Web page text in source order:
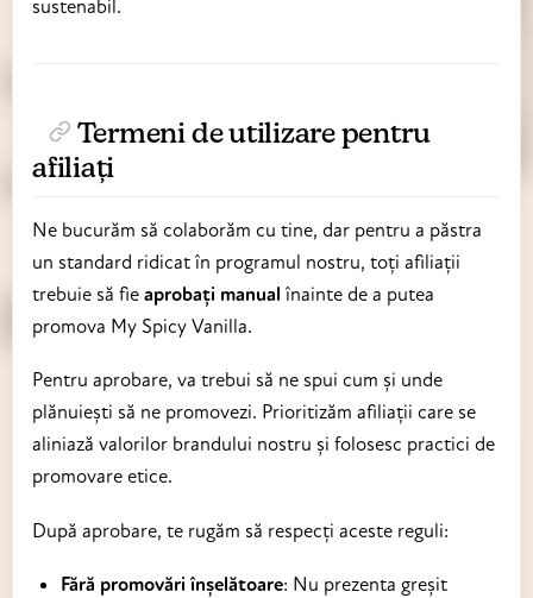
sustenabil.
Termeni de utilizare pentru
afiliați
Ne bucurăm să colaborăm cu tine, dar pentru a păstra
un standard ridicat în programul nostru, toți afiliații
trebuie să fie aprobați manual înainte de a putea
promova My Spicy Vanilla.
Pentru aprobare, va trebui să ne spui cum și unde
plănuiești să ne promovezi. Prioritizăm afiliații care se
aliniază valorilor brandului nostru și folosesc practici de
promovare etice.
După aprobare, te rugăm să respecți aceste reguli:
Fără promovări înșelătoare: Nu prezenta greșit